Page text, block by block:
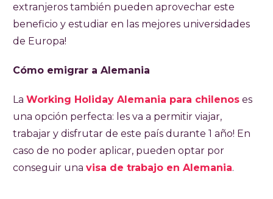
extranjeros también pueden aprovechar este
beneficio y estudiar en las mejores universidades
de Europa!
Cómo emigrar a Alemania
La Working Holiday Alemania para chilenos es
una opción perfecta: les va a permitir viajar,
trabajar y disfrutar de este país durante 1 año! En
caso de no poder aplicar, pueden optar por
conseguir una visa de trabajo en Alemania.